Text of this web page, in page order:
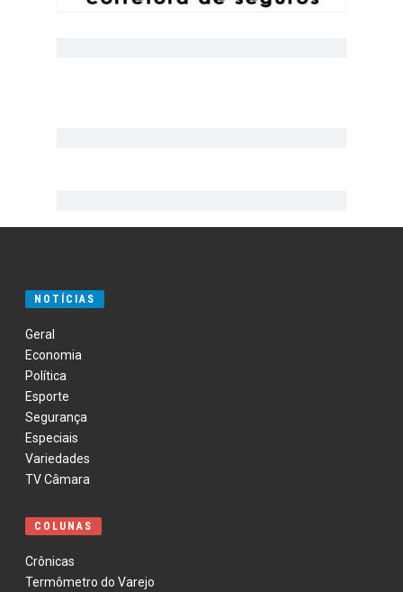
NOTÍCIAS
Geral
Economia
Política
Esporte
Segurança
Especiais
Variedades
TV Câmara
COLUNAS
Crônicas
Termômetro do Varejo